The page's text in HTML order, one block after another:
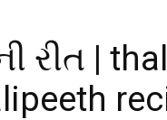
રીત |